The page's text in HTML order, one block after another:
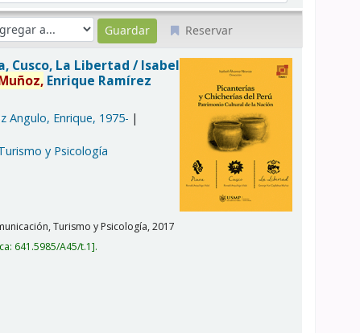
Reservar
Cusco, La Libertad /Isabel
Enrique Ramírez
Angulo, Enrique, 1975-
y Psicología
Turismo y Psicología,2017
641.5985/A45/t.1 .